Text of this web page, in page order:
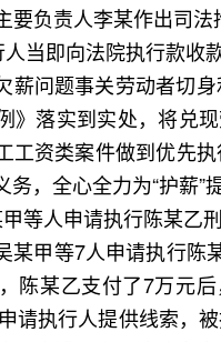
要负责人李某作出司
当即向法院执行款收
问题事关劳动者切身
》落实到实处，将兑
工资类案件做到优先
，全心全力为“护薪”
人申请执行陈某乙
甲等7人申请执行陈
陈某乙支付了7万元
请执行人提供线索，